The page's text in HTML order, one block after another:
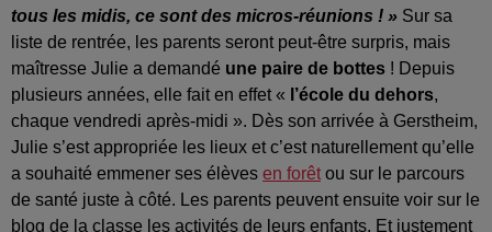
tous les midis, ce sont des micros-réunions ! » Sur sa
liste de rentrée, les parents seront peut-être surpris, mais
maîtresse Julie a demandé une paire de bottes ! Depuis
plusieurs années, elle fait en effet « l’école du dehors,
chaque vendredi après-midi ». Dès son arrivée à Gerstheim,
Julie s’est appropriée les lieux et c’est naturellement qu’elle
a souhaité emmener ses élèves en forêt ou sur le parcours
de santé juste à côté. Les parents peuvent ensuite voir sur le
blog de la classe les activités de leurs enfants. Et justement